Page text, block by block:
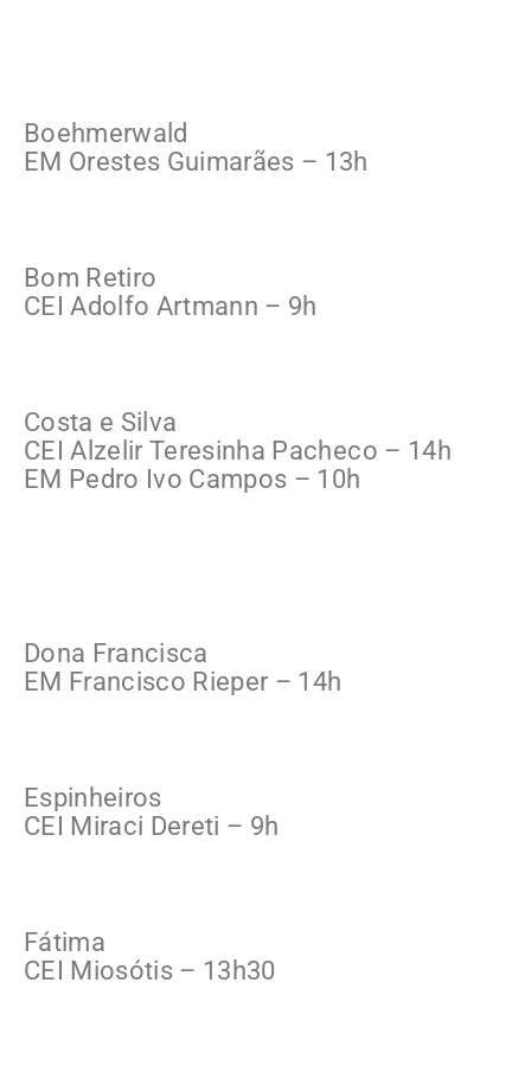
Boehmerwald
EM Orestes Guimarães – 13h
Bom Retiro
CEI Adolfo Artmann – 9h
Costa e Silva
CEI Alzelir Teresinha Pacheco – 14h
EM Pedro Ivo Campos – 10h
Dona Francisca
EM Francisco Rieper – 14h
Espinheiros
CEI Miraci Dereti – 9h
Fátima
CEI Miosótis – 13h30